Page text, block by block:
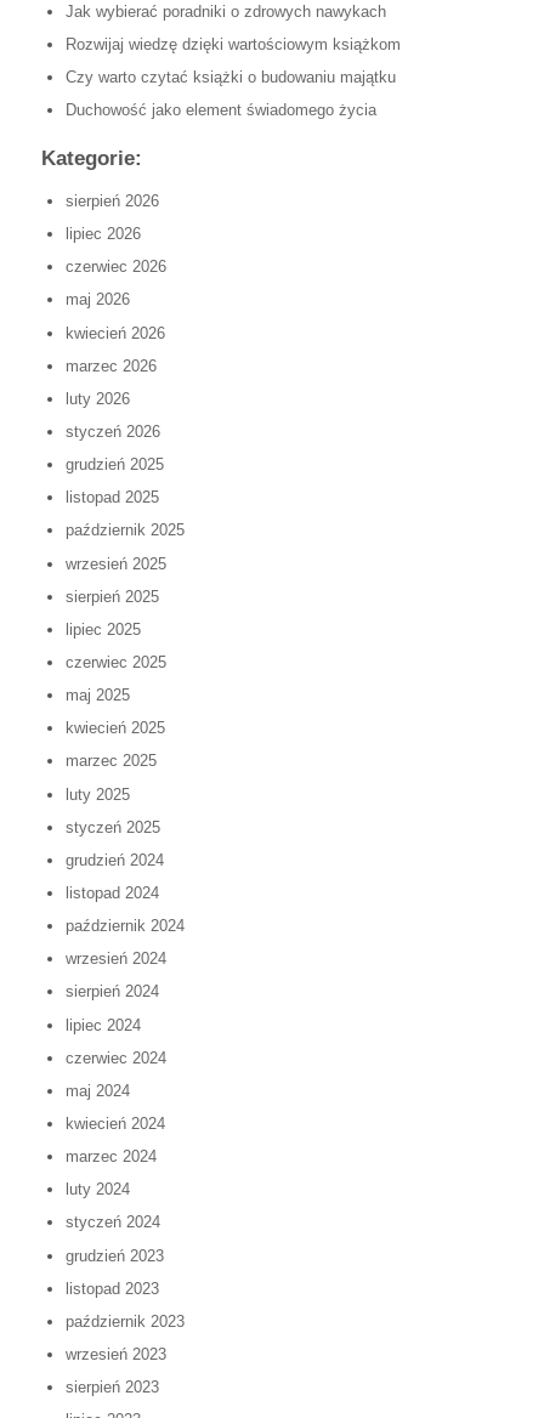
Jak wybierać poradniki o zdrowych nawykach
Rozwijaj wiedzę dzięki wartościowym książkom
Czy warto czytać książki o budowaniu majątku
Duchowość jako element świadomego życia
Kategorie:
sierpień 2026
lipiec 2026
czerwiec 2026
maj 2026
kwiecień 2026
marzec 2026
luty 2026
styczeń 2026
grudzień 2025
listopad 2025
październik 2025
wrzesień 2025
sierpień 2025
lipiec 2025
czerwiec 2025
maj 2025
kwiecień 2025
marzec 2025
luty 2025
styczeń 2025
grudzień 2024
listopad 2024
październik 2024
wrzesień 2024
sierpień 2024
lipiec 2024
czerwiec 2024
maj 2024
kwiecień 2024
marzec 2024
luty 2024
styczeń 2024
grudzień 2023
listopad 2023
październik 2023
wrzesień 2023
sierpień 2023